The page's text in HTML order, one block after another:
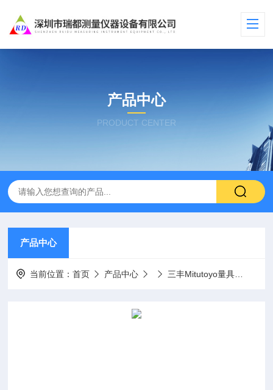
产品中心
PRODUCT CENTER
产品中心
当前位置：首页 产品中心 三丰Mitutoyo量具